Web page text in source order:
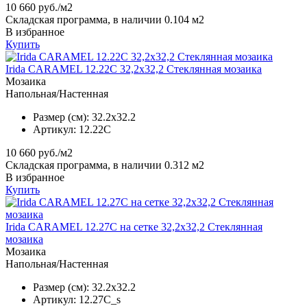
10 660 руб./м2
Складская программа, в наличии 0.104 м2
В избранное
Купить
Irida CARAMEL 12.22C 32,2x32,2 Стеклянная мозаика
Мозаика
Напольная/Настенная
Размер (см): 32.2x32.2
Артикул: 12.22C
10 660 руб./м2
Складская программа, в наличии 0.312 м2
В избранное
Купить
Irida CARAMEL 12.27C на сетке 32,2x32,2 Стеклянная
мозаика
Мозаика
Напольная/Настенная
Размер (см): 32.2x32.2
Артикул: 12.27C_s